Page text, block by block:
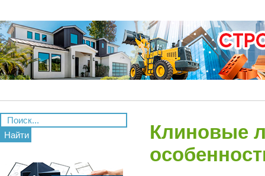
Найти
Клиновые